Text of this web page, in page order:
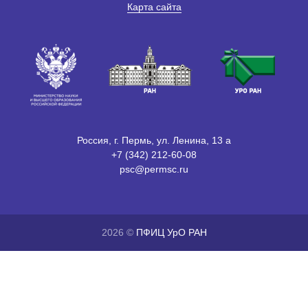
Карта сайта
Россия, г. Пермь, ул. Ленина, 13 а
+7 (342) 212-60-08
psc@permsc.ru
2026 © ПФИЦ УрО РАН